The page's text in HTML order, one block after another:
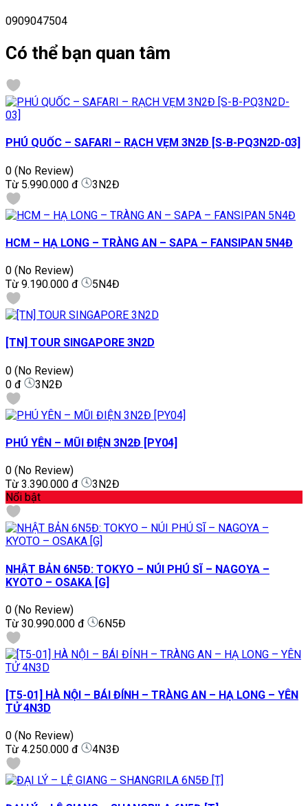
0909047504
Có thể bạn quan tâm
PHÚ QUỐC – SAFARI – RẠCH VẸM 3N2Đ [S-B-PQ3N2D-03]
0 (No Review)
Từ 5.990.000 đ 3N2Đ
HCM – HẠ LONG – TRÀNG AN – SAPA – FANSIPAN 5N4Đ
0 (No Review)
Từ 9.190.000 đ 5N4Đ
[TN] TOUR SINGAPORE 3N2D
0 (No Review)
0 đ
3N2Đ
PHÚ YÊN – MŨI ĐIỆN 3N2Đ [PY04]
0 (No Review)
Từ 3.390.000 đ
3N2Đ
Nổi bật
NHẬT BẢN 6N5Đ: TOKYO – NÚI PHÚ SĨ – NAGOYA –
KYOTO – OSAKA [G]
0 (No Review)
Từ 30.990.000 đ 6N5Đ
[T5-01] HÀ NỘI – BÁI ĐÍNH – TRÀNG AN – HẠ LONG – YÊN
TỬ 4N3D
0 (No Review)
Từ 4.250.000 đ 4N3Đ